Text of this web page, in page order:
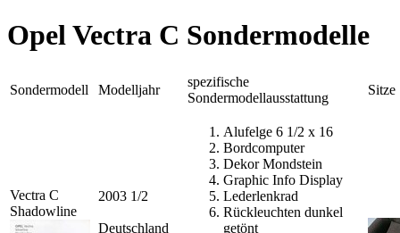
Opel Vectra C Sondermodelle
Sondermodell Modelljahr
spezifische
Sondermodellausstattung
Sitze
Vectra C
Shadowline
2003 1/2
Deutschland
Alufelge 6 1/2 x 16
Bordcomputer
Dekor Mondstein
Graphic Info Display
Lederlenkrad
Rückleuchten dunkel
getönt